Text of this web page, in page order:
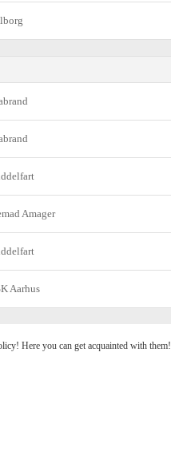
Amager
Aarhus
Here you can get acquainted with them!